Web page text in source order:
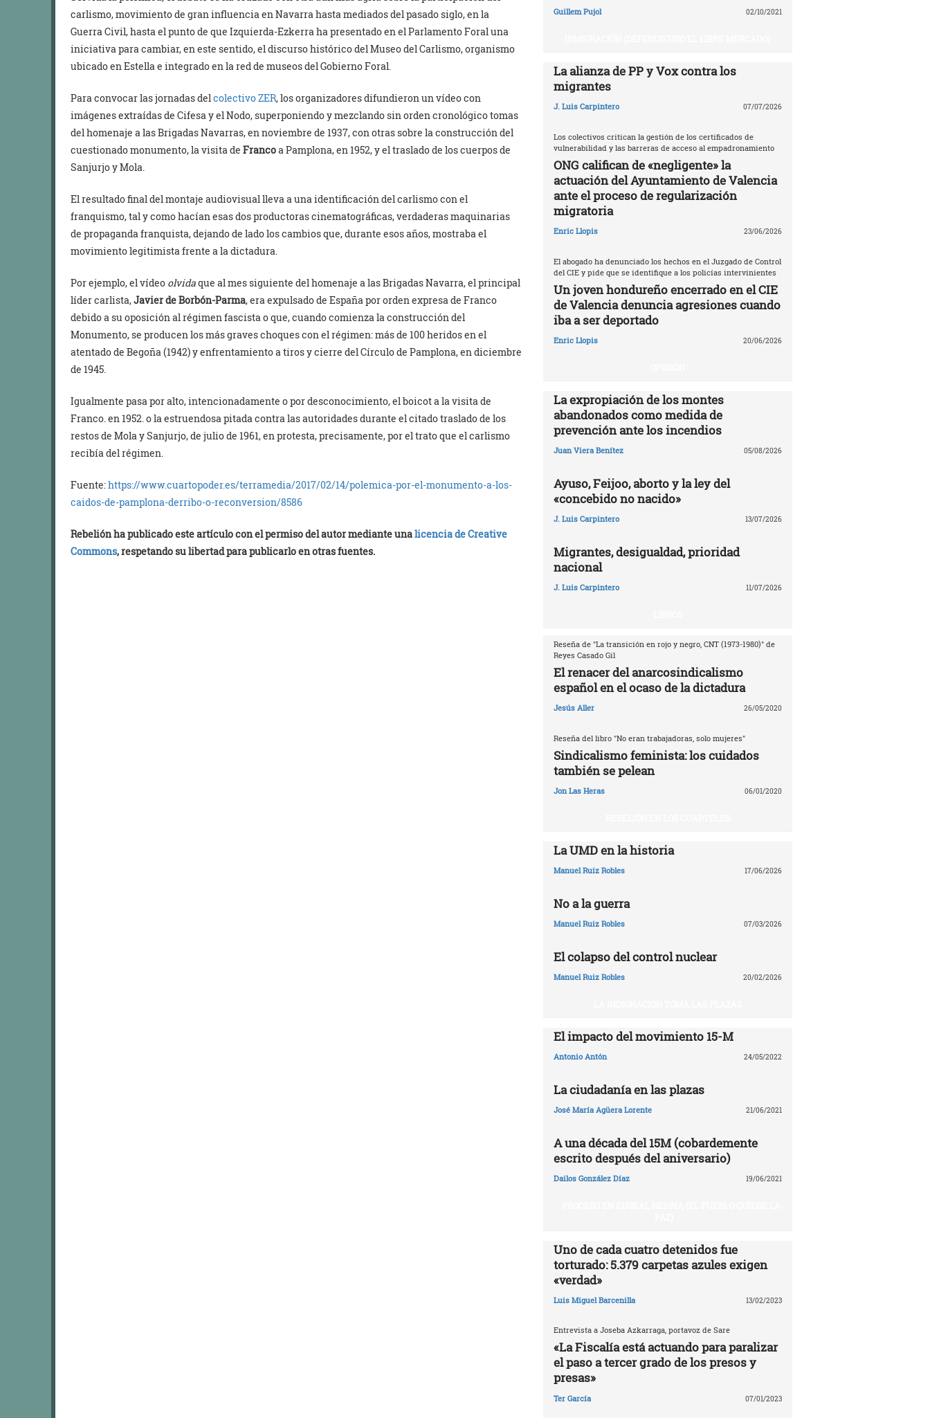
carlismo, movimiento de gran influencia en Navarra hasta mediados del pasado siglo, en la
Guerra Civil, hasta el punto de que Izquierda-Ezkerra ha presentado en el Parlamento Foral una
iniciativa para cambiar, en este sentido, el discurso histórico del Museo del Carlismo, organismo
ubicado en Estella e integrado en la red de museos del Gobierno Foral.
Para convocar las jornadas delcolectivo ZER, los organizadores difundieron un vídeo con
imágenes extraídas de Cifesa y el Nodo, superponiendo y mezclando sin orden cronológico tomas
del homenaje a las Brigadas Navarras, en noviembre de 1937, con otras sobre la construcción del
cuestionado monumento, la visita de Francoa Pamplona, en 1952, y el traslado de los cuerpos de
Sanjurjo y Mola.
El resultado final del montaje audiovisual lleva a una identificación del carlismo con el
franquismo, tal y como hacían esas dos productoras cinematográficas, verdaderas maquinarias
de propaganda franquista, dejando de lado los cambios que, durante esos años, mostraba el
movimiento legitimista frente a la dictadura.
Por ejemplo, el vídeo olvidaque al mes siguiente del homenaje a las Brigadas Navarra, el principal
líder carlista,Javier de Borbón-Parma, era expulsado de España por orden expresa de Franco
debido a su oposición al régimen fascista o que, cuando comienza la construcción del
Monumento, se producen los más graves choques con el régimen: más de 100 heridos en el
atentado de Begoña (1942) y enfrentamiento a tiros y cierre del Círculo de Pamplona, en diciembre
de 1945.
Igualmente pasa por alto, intencionadamente o por desconocimiento, el boicot a la visita de
Franco. en 1952. o la estruendosa pitada contra las autoridades durante el citado traslado de los
restos de Mola y Sanjurjo, de julio de 1961, en protesta, precisamente, por el trato que el carlismo
recibía del régimen.
Fuente:https://www.cuartopoder.es/terramedia/2017/02/14/polemica-por-el-monumento-a-los-
caidos-de-pamplona-derribo-o-reconversion/8586
Rebelión ha publicado este artículo con el permiso del autor mediante unalicencia de Creative
Commons, respetando su libertad para publicarlo en otras fuentes.
Guillem Pujol 02/10/2021
La alianza de PP y Vox contra los
migrantes
J. Luis Carpintero 07/07/2026
Los colectivos critican la gestión de los certificados de
vulnerabilidad y las barreras de acceso al empadronamiento
ONG califican de «negligente» la
actuación del Ayuntamiento de Valencia
ante el proceso de regularización
migratoria
Enric Llopis 23/06/2026
El abogado ha denunciado los hechos en el Juzgado de Control
del CIE y pide que se identifique a los policías intervinientes
Un joven hondureño encerrado en el CIE
de Valencia denuncia agresiones cuando
iba a ser deportado
Enric Llopis 20/06/2026
La expropiación de los montes
abandonados como medida de
prevención ante los incendios
Juan Viera Benítez 05/08/2026
Ayuso, Feijoo, aborto y la ley del
«concebido no nacido»
J. Luis Carpintero 13/07/2026
Migrantes, desigualdad, prioridad
nacional
J. Luis Carpintero 11/07/2026
Reseña de "La transición en rojo y negro, CNT (1973-1980)" de
Reyes Casado Gil
El renacer del anarcosindicalismo
español en el ocaso de la dictadura
Jesús Aller 26/05/2020
Reseña del libro "No eran trabajadoras, solo mujeres"
Sindicalismo feminista: los cuidados
también se pelean
Jon Las Heras 06/01/2020
La UMD en la historia
Manuel Ruiz Robles 17/06/2026
No a la guerra
Manuel Ruiz Robles 07/03/2026
El colapso del control nuclear
Manuel Ruiz Robles 20/02/2026
El impacto del movimiento 15-M
Antonio Antón 24/05/2022
La ciudadanía en las plazas
José María Agüera Lorente 21/06/2021
A una década del 15M (cobardemente
escrito después del aniversario)
Dailos González Díaz 19/06/2021
Uno de cada cuatro detenidos fue
torturado: 5.379 carpetas azules exigen
«verdad»
Luis Miguel Barcenilla 13/02/2023
Entrevista a Joseba Azkarraga, portavoz de Sare
«La Fiscalía está actuando para paralizar
el paso a tercer grado de los presos y
presas»
Ter García 07/01/2023